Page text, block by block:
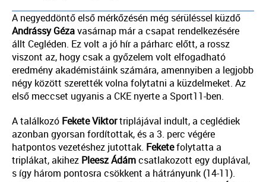
A negyeddöntő első mérkőzésén még sérüléssel küzdő
Andrássy Gézavasárnap már a csapat rendelkezésére
állt Cegléden. Ez volt a jó hír a párharc előtt, a rossz
viszont az, hogy csak a győzelem volt elfogadható
eredmény akadémistáink számára, amennyiben a legjobb
négy között szerették volna folytatni a küzdelmeket. Az
első meccset ugyanis a CKE nyerte a Sport11-ben.
A találkozó Fekete Viktortriplájával indult, a ceglédiek
azonban gyorsan fordítottak, és a 3. perc végére
hatpontos vezetéshez jutottak. Feketefolytatta a
triplákat, akihez PleeszÁdámcsatlakozott egy duplával,
s így három pontosra csökkent a hátrányunk (14-11).